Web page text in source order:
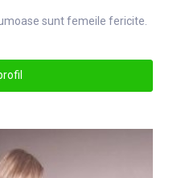
sunt femeile fericite.